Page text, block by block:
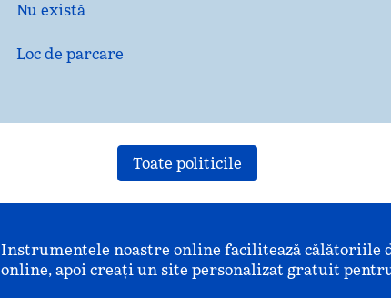
Nu există
Loc de parcare
Toate politicile
Instrumentele noastre online facilitează călătoriile
online, apoi creați un site personalizat gratuit